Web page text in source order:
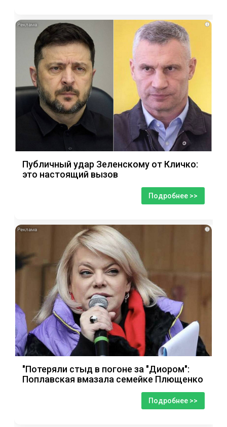
i
Публичный удар Зеленскому от Кличко:
это настоящий вызов
Подробнее >>
i
"Потеряли стыд в погоне за "Диором":
Поплавская вмазала семейке Плющенко
Подробнее >>